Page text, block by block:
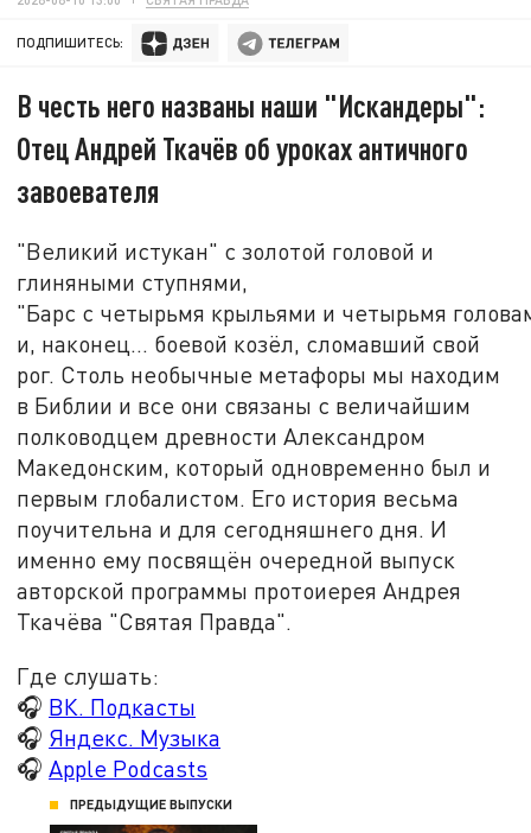
ПОДПИШИТЕСЬ:
В честь него названы наши "Искандеры":
Отец Андрей Ткачёв об уроках античного
завоевателя
"Великий истукан" с золотой головой и
глиняными ступнями,
"Барс с четырьмя крыльями и четырьмя
и, наконец... боевой козёл, сломавший свой
рог. Столь необычные метафоры мы находим
в Библии и все они связаны с величайшим
полководцем древности Александром
Македонским, который одновременно был и
первым глобалистом. Его история весьма
поучительна и для сегодняшнего дня. И
именно ему посвящён очередной выпуск
авторской программы протоиерея Андрея
Ткачёва "Святая Правда".
Где слушать:
🎧 ВК. Подкасты
🎧 Яндекс. Музыка
🎧 Apple Podcasts
ПРЕДЫДУЩИЕ ВЫПУСКИ